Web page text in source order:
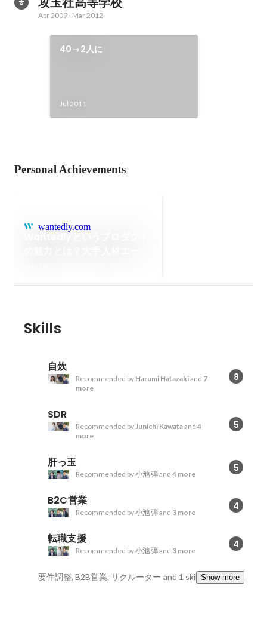
Apr 2009- Mar 2012
40→2人に
Jul 2011
Personal Achievements
wantedly.com
Skills
自炊
8
Recommended by Harumi Hatazakiand 7
more
SDR
5
Recommended byJunichi Kawataand 4
more
肝っ玉 5
Recommended by小池 弾and 4 more
B2C営業 4
Recommended by小池 弾and 3 more
転職支援 4
Recommended by小池 弾and 3 more
要件調整, B2B営業, リクルーター and 1 skillsShow more